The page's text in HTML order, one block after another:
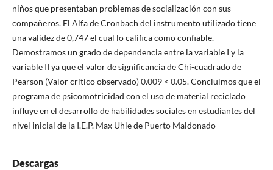
niños que presentaban problemas de socialización con sus
compañeros. El Alfa de Cronbach del instrumento utilizado tiene
una validez de 0,747 el cual lo califica como confiable.
Demostramos un grado de dependencia entre la variable I y la
variable II ya que el valor de significancia de Chi-cuadrado de
Pearson (Valor crítico observado) 0.009 < 0.05. Concluimos que el
programa de psicomotricidad con el uso de material reciclado
influye en el desarrollo de habilidades sociales en estudiantes del
nivel inicial de la I.E.P. Max Uhle de Puerto Maldonado
Descargas